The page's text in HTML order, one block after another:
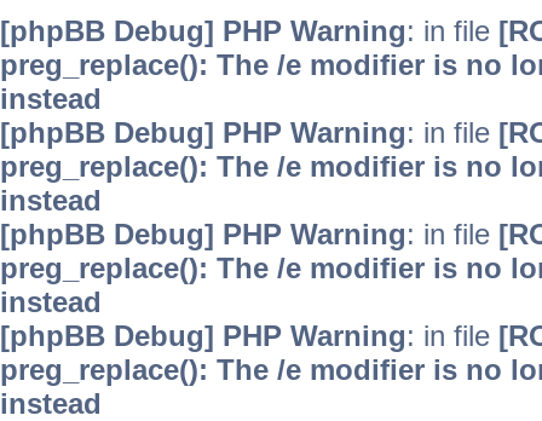
[phpBB Debug] PHP Warning: in file
preg_replace(): The /e modifier is no
instead
[phpBB Debug] PHP Warning: in file
preg_replace(): The /e modifier is no
instead
[phpBB Debug] PHP Warning: in file
preg_replace(): The /e modifier is no
instead
[phpBB Debug] PHP Warning: in file
preg_replace(): The /e modifier is no
instead